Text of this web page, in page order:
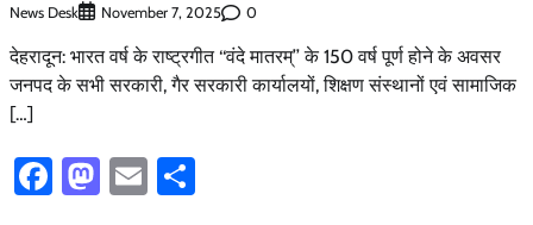
News Desk November 7, 2025 0
देहरादून: भारत वर्ष के राष्ट्रगीत ‘‘वंदे मातरम्’’ के 150 वर्ष पूर्ण होने के अवसर
जनपद के सभी सरकारी, गैर सरकारी कार्यालयों, शिक्षण संस्थानों एवं सामाजिक
[…]
Facebook
Mastodon
Email